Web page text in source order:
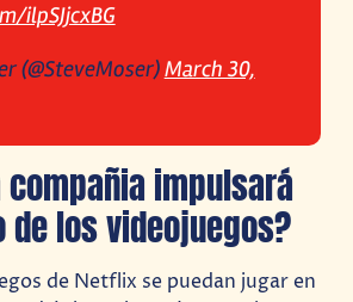
ilpSJjcxBG
(@SteveMoser)March 30,
compañia impulsará
de los videojuegos?
de Netflix se puedan jugar en